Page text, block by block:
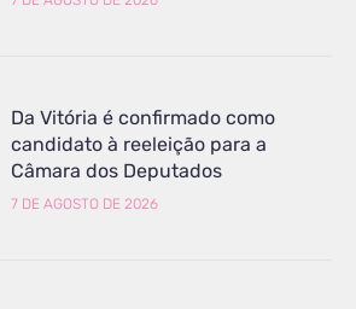
Da Vitória é confirmado como
candidato à reeleição para a
Câmara dos Deputados
7 DE AGOSTO DE 2026